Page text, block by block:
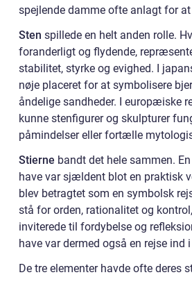
spejlende damme ofte anlagt for
Sten spillede en helt anden rolle.
foranderligt og flydende,
stabilitet, styrke og evighed. I
nøje placeret for at symbolisere
åndelige sandheder. I europæiske
kunne stenfigurer og skulpturer
påmindelser eller fortælle
Stierne bandt det hele sammen.
have var sjældent blot en praktisk
blev betragtet som en symbolsk
stå for orden, rationalitet og
inviterede til fordybelse og
have var dermed også en rejse
De tre elementer havde ofte deres